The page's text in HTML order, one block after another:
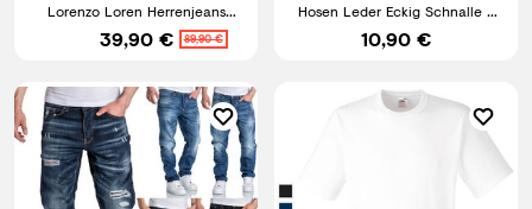
Lorenzo Loren Herrenjeans
Regular Fit Blau LL-4002 NEU
39,90 € 89,90 €
Hosen Leder Eckig Schnalle 4
cm Breit Schwarz Braun
10,90 €